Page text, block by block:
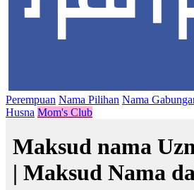
Perempuan Nama Pilihan Nama
Husna Mom's Club
Maksud nama
| Maksud Nama